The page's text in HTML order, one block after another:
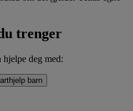
trenger
deg med:
barn